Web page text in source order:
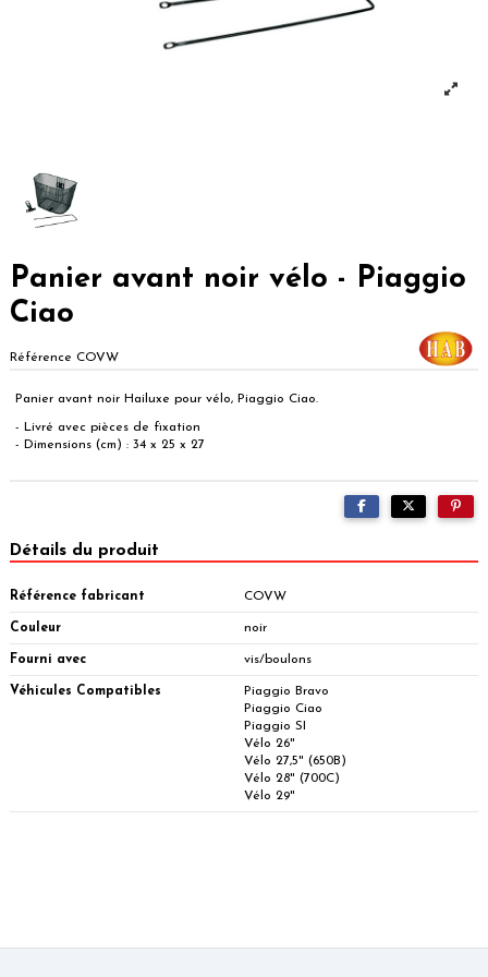
Panier avant noir vélo - Piaggio
Ciao
Référence COVW
Panier avant noir Hailuxe pour vélo, Piaggio Ciao.
- Livré avec pièces de fixation
- Dimensions (cm) : 34 x 25 x 27
Détails du produit
Référence fabricant COVW
Couleur noir
Fourni avec vis/boulons
Véhicules Compatibles
Piaggio Bravo
Piaggio Ciao
Piaggio SI
Vélo 26"
Vélo 27,5" (650B)
Vélo 28" (700C)
Vélo 29"